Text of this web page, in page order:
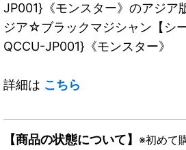
JP001}《モンスター》のアジ
ジア☆ブラックマジシャン【シ
QCCU-JP001}《モンスター》
詳細は こちら
【商品の状態について】 ※初めて